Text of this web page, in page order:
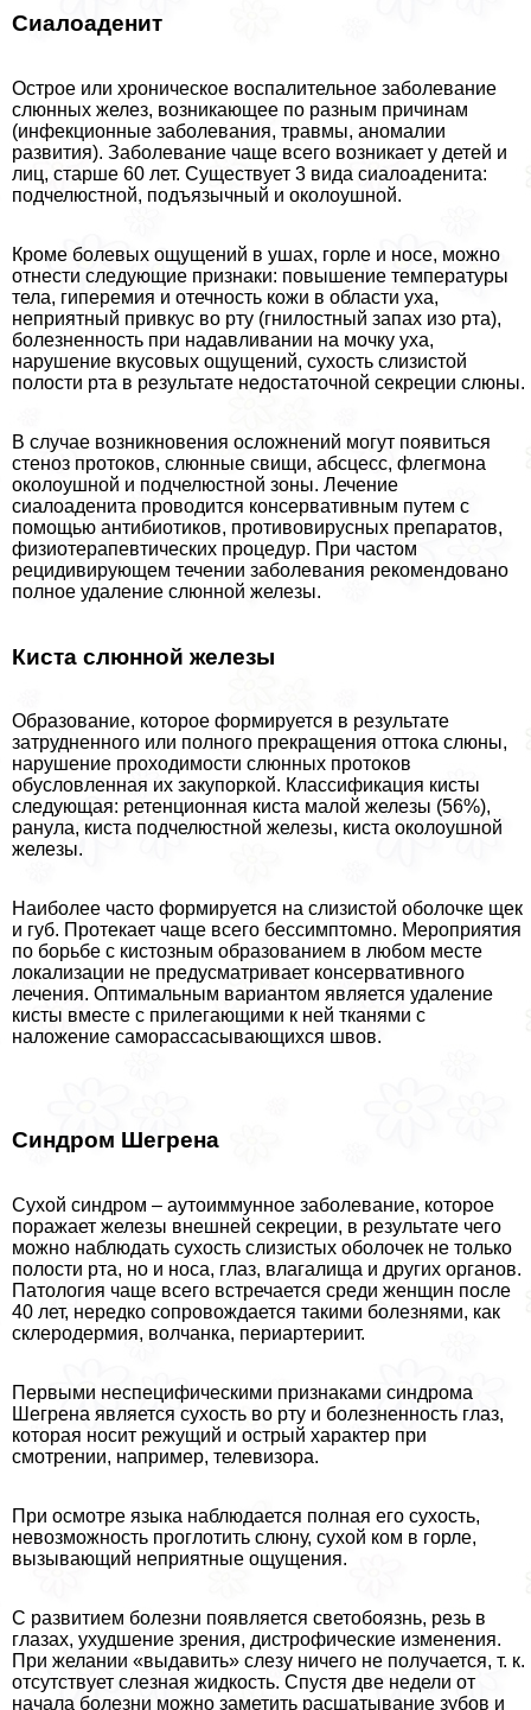
Сиалоаденит
Острое или хроническое воспалительное заболевание
слюнных желез, возникающее по разным причинам
(инфекционные заболевания, травмы, аномалии
развития). Заболевание чаще всего возникает у детей и
лиц, старше 60 лет. Существует 3 вида сиалоаденита:
подчелюстной, подъязычный и околоушной.
Кроме болевых ощущений в ушах, горле и носе, можно
отнести следующие признаки: повышение температуры
тела, гиперемия и отечность кожи в области уха,
неприятный привкус во рту (гнилостный запах изо рта),
болезненность при надавливании на мочку уха,
нарушение вкусовых ощущений, сухость слизистой
полости рта в результате недостаточной секреции слюны.
В случае возникновения осложнений могут появиться
стеноз протоков, слюнные свищи, абсцесс, флегмона
околоушной и подчелюстной зоны. Лечение
сиалоаденита проводится консервативным путем с
помощью антибиотиков, противовирусных препаратов,
физиотерапевтических процедур. При частом
рецидивирующем течении заболевания рекомендовано
полное удаление слюнной железы.
Киста слюнной железы
Образование, которое формируется в результате
затрудненного или полного прекращения оттока слюны,
нарушение проходимости слюнных протоков
обусловленная их закупоркой. Классификация кисты
следующая: ретенционная киста малой железы (56%),
ранула, киста подчелюстной железы, киста околоушной
железы.
Наиболее часто формируется на слизистой оболочке щек
и губ. Протекает чаще всего бессимптомно. Мероприятия
по борьбе с кистозным образованием в любом месте
локализации не предусматривает консервативного
лечения. Оптимальным вариантом является удаление
кисты вместе с прилегающими к ней тканями с
наложение саморассасывающихся швов.
Синдром Шегрена
Сухой синдром – аутоиммунное заболевание, которое
поражает железы внешней секреции, в результате чего
можно наблюдать сухость слизистых оболочек не только
полости рта, но и носа, глаз, влагалища и других органов.
Патология чаще всего встречается среди женщин после
40 лет, нередко сопровождается такими болезнями, как
склеродермия, волчанка, периартериит.
Первыми неспецифическими признаками синдрома
Шегрена является сухость во рту и болезненность глаз,
которая носит режущий и острый хаpaктер при
смотрении, например, телевизора.
При осмотре языка наблюдается полная его сухость,
невозможность проглотить слюну, сухой ком в горле,
вызывающий неприятные ощущения.
С развитием болезни появляется светобоязнь, резь в
глазах, ухудшение зрения, дистрофические изменения.
При желании «выдавить» слезу ничего не получается, т. к.
отсутствует слезная жидкость. Спустя две недели от
начала болезни можно заметить расшатывание зубов и